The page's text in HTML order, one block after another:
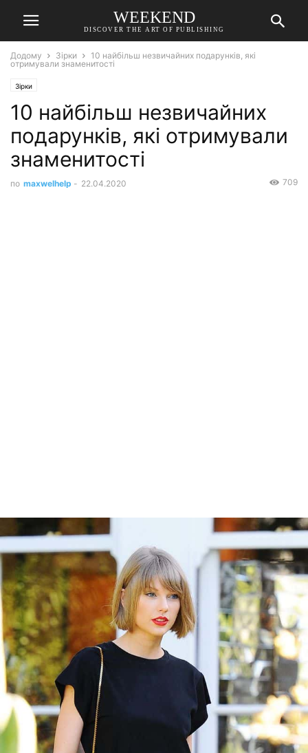
WEEKEND
DISCOVER THE ART OF PUBLISHING
Додому Зірки
10 найбільш незвичайних подарунків, які
отримували знаменитості
Зірки
10 найбільш незвичайних
подарунків, які отримували
знаменитості
по maxwelhelp - 22.04.2020 709